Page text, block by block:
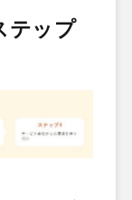
テップ